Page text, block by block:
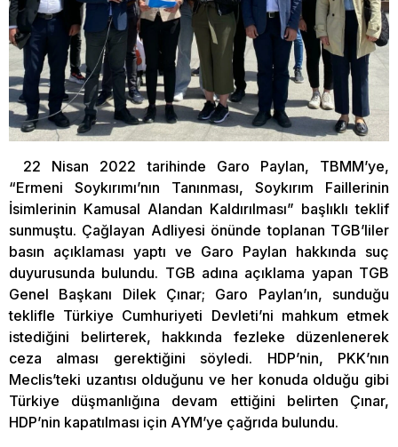
22 Nisan 2022 tarihinde Garo Paylan, TBMM’ye,
“Ermeni Soykırımı’nın Tanınması, Soykırım Faillerinin
İsimlerinin Kamusal Alandan Kaldırılması” başlıklı teklif
sunmuştu. Çağlayan Adliyesi önünde toplanan TGB’liler
basın açıklaması yaptı ve Garo Paylan hakkında suç
duyurusunda bulundu. TGB adına açıklama yapan TGB
Genel Başkanı Dilek Çınar; Garo Paylan’ın, sunduğu
teklifle Türkiye Cumhuriyeti Devleti’ni mahkum etmek
istediğini belirterek, hakkında fezleke düzenlenerek
ceza alması gerektiğini söyledi. HDP’nin, PKK’nın
Meclis’teki uzantısı olduğunu ve her konuda olduğu gibi
Türkiye düşmanlığına devam ettiğini belirten Çınar,
HDP’nin kapatılması için AYM’ye çağrıda bulundu.